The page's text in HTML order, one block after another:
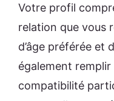
Votre profil
relation que vous
d’âge préférée et
également
compatibilité